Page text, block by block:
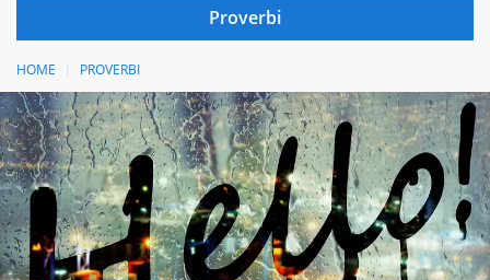
HOME PROVERBI